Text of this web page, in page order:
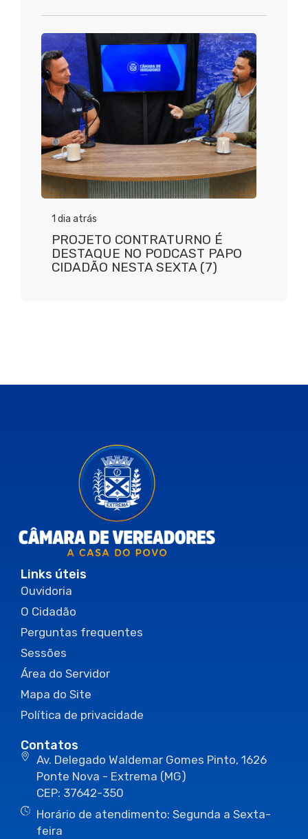
1 dia atrás
PROJETO CONTRATURNO É
DESTAQUE NO PODCAST PAPO
CIDADÃO NESTA SEXTA (7)
Links úteis
Ouvidoria
O Cidadão
Perguntas frequentes
Sessões
Área do Servidor
Mapa do Site
Política de privacidade
Contatos
Av. Delegado Waldemar Gomes Pinto, 1626
Ponte Nova - Extrema (MG)
CEP: 37642-350
Horário de atendimento: Segunda a Sexta-
feira